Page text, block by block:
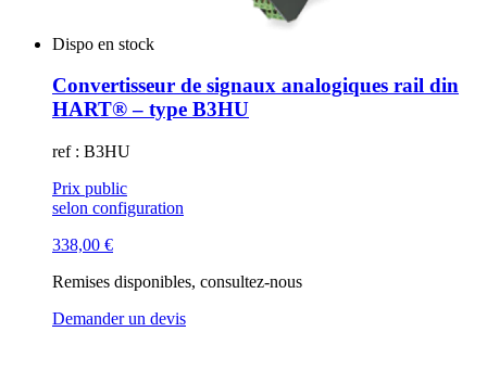
Dispo en stock
Convertisseur de signaux analogiques rail din
HART® – type B3HU
ref : B3HU
Prix public
selon configuration
338,00 €
Remises disponibles, consultez-nous
Demander un devis